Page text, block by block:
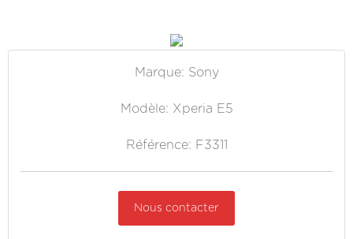
Marque: Sony
Modèle: Xperia E5
Référence: F3311
Nous contacter